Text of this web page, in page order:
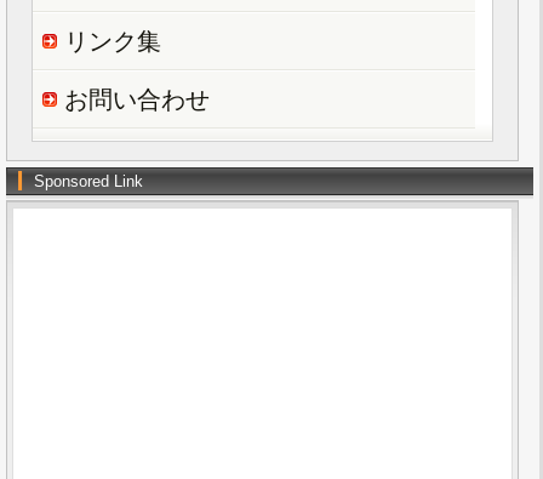
リンク集
お問い合わせ
Sponsored Link